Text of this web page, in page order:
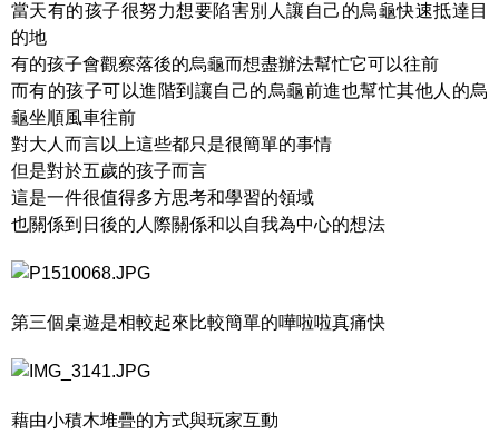
當天有的孩子很努力想要陷害別人讓自己的烏龜快速抵達目
的地
有的孩子會觀察落後的烏龜而想盡辦法幫忙它可以往前
而有的孩子可以進階到讓自己的烏龜前進也幫忙其他人的烏
龜坐順風車往前
對大人而言以上這些都只是很簡單的事情
但是對於五歲的孩子而言
這是一件很值得多方思考和學習的領域
也關係到日後的人際關係和以自我為中心的想法
第三個桌遊是相較起來比較簡單的嘩啦啦真痛快
藉由小積木堆疊的方式與玩家互動